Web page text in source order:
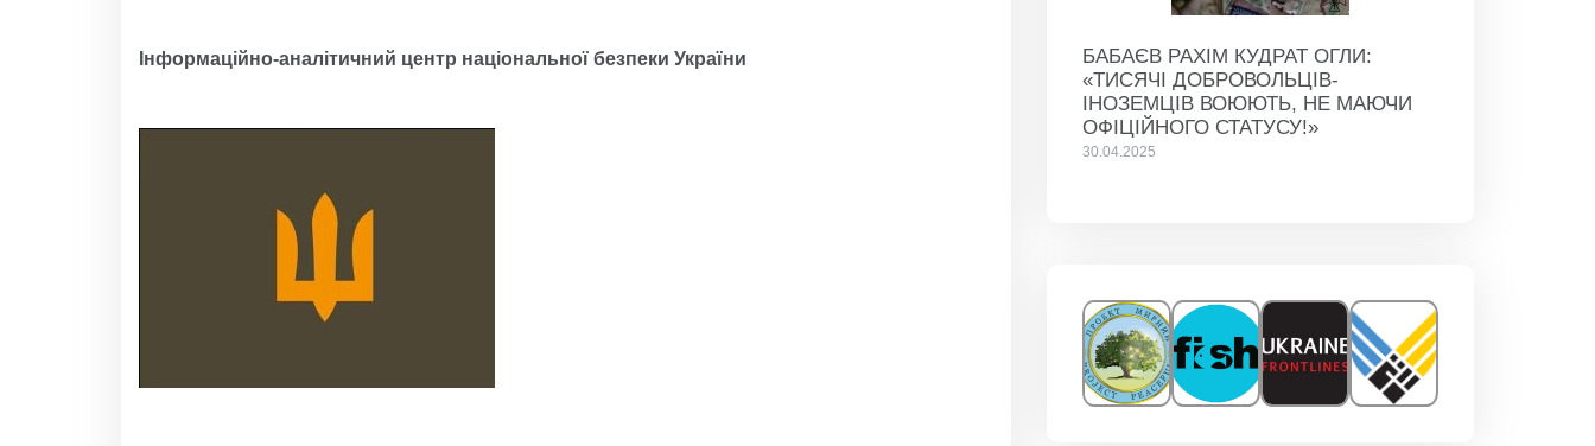
Інформаційно-аналітичний центр національної безпеки України
БАБАЄВ РАХІМ КУДРАТ ОГЛИ:
«ТИСЯЧІ ДОБРОВОЛЬЦІВ-
ІНОЗЕМЦІВ ВОЮЮТЬ, НЕ МАЮЧИ
ОФІЦІЙНОГО СТАТУСУ!»
30.04.2025